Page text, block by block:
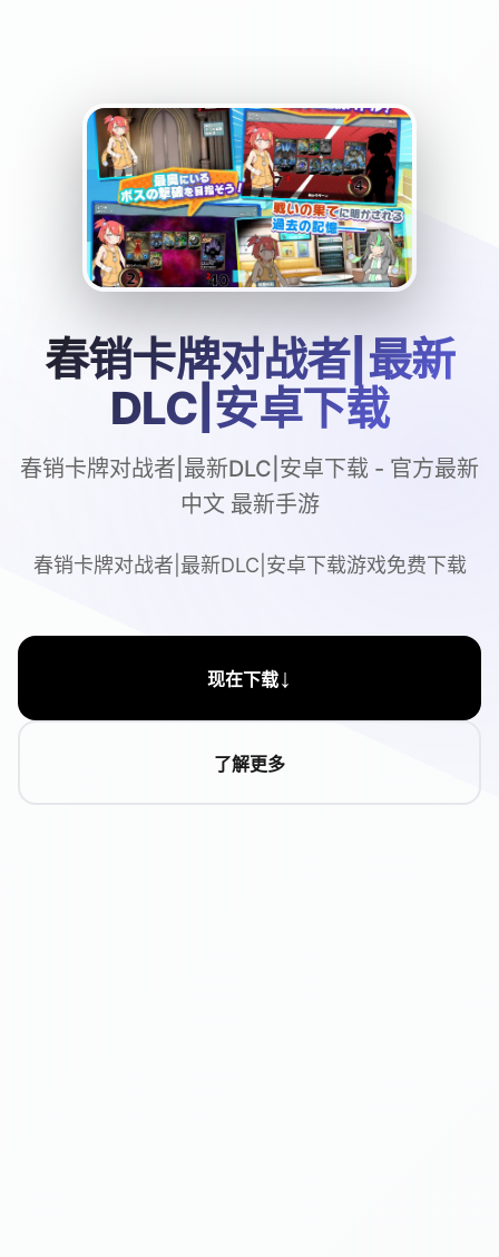
春销卡牌对战者|最新
DLC|安卓下载
春销卡牌对战者|最新DLC|安卓下载 - 官方最新
中文 最新手游
春销卡牌对战者|最新DLC|安卓下载游戏免费下载
现在下载↓
了解更多